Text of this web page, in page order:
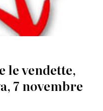
le vendette,
7 novembre